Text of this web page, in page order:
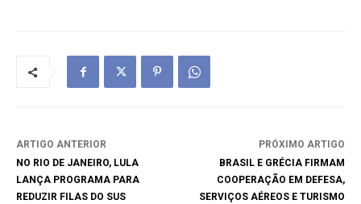
ARTIGO ANTERIOR
NO RIO DE JANEIRO, LULA
LANÇA PROGRAMA PARA
REDUZIR FILAS DO SUS
PRÓXIMO ARTIGO
BRASIL E GRÉCIA FIRMAM
COOPERAÇÃO EM DEFESA,
SERVIÇOS AÉREOS E TURISMO